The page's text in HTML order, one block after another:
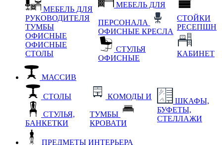
МЕБЕЛЬ ДЛЯ
РУКОВОДИТЕЛЯ
ТУМБЫ
ОФИСНЫЕ
ОФИСНЫЕ
СТОЛЫ
МЕБЕЛЬ ДЛЯ
ПЕРСОНАЛА
ОФИСНЫЕ КРЕСЛА
СТУЛЬЯ
ОФИСНЫЕ
СТОЙКИ
РЕСЕПШН
КАБИНЕТ
МАССИВ
СТОЛЫ
СТУЛЬЯ,
БАНКЕТКИ
КОМОДЫ И
ТУМБЫ
КРОВАТИ
ШКАФЫ,
БУФЕТЫ,
СТЕЛЛАЖИ
ПРЕДМЕТЫ ИНТЕРЬЕРА